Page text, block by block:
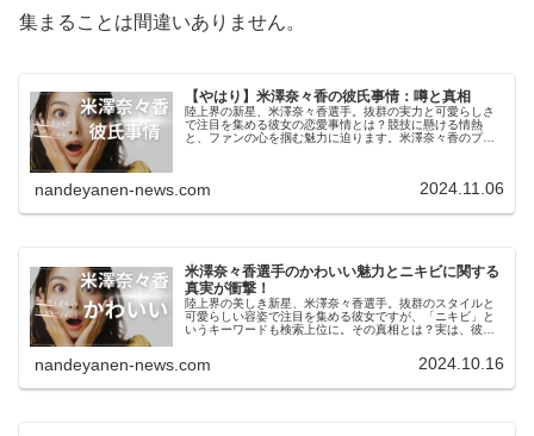
集まることは間違いありません。
【やはり】米澤奈々香の彼氏事情：噂と真相
陸上界の新星、米澤奈々香選手。抜群の実力と可愛らしさ
で注目を集める彼女の恋愛事情とは？競技に懸ける情熱
と、ファンの心を掴む魅力に迫ります。米澤奈々香のプロ
nandeyanen-news.com 2024.11.06
米澤奈々香選手のかわいい魅力とニキビに関する
真実が衝撃！
陸上界の美しき新星、米澤奈々香選手。抜群のスタイルと
可愛らしい容姿で注目を集める彼女ですが、「ニキビ」と
いうキーワードも検索上位に。その真相とは？実は、彼女
nandeyanen-news.com 2024.10.16